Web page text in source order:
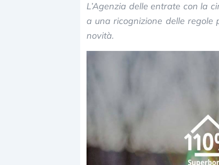
L’Agenzia delle entrate con la
a una ricognizione delle regole
novità.